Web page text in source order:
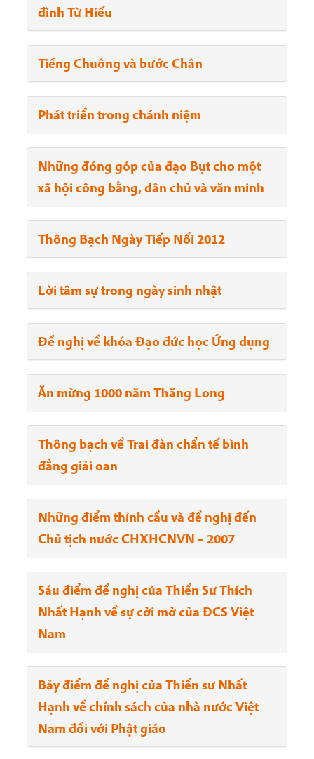
đình Từ Hiếu
Tiếng Chuông và bước Chân
Phát triển trong chánh niệm
Những đóng góp của đạo Bụt cho một
xã hội công bằng, dân chủ và văn minh
Thông Bạch Ngày Tiếp Nối 2012
Lời tâm sự trong ngày sinh nhật
Đề nghị về khóa Đạo đức học Ứng dụng
Ăn mừng 1000 năm Thăng Long
Thông bạch về Trai đàn chẩn tế bình
đẳng giải oan
Những điểm thỉnh cầu và đề nghị đến
Chủ tịch nước CHXHCNVN – 2007
Sáu điểm đề nghị của Thiền Sư Thích
Nhất Hạnh về sự cởi mở của ĐCS Việt
Nam
Bảy điểm đề nghị của Thiền sư Nhất
Hạnh về chính sách của nhà nước Việt
Nam đối với Phật giáo